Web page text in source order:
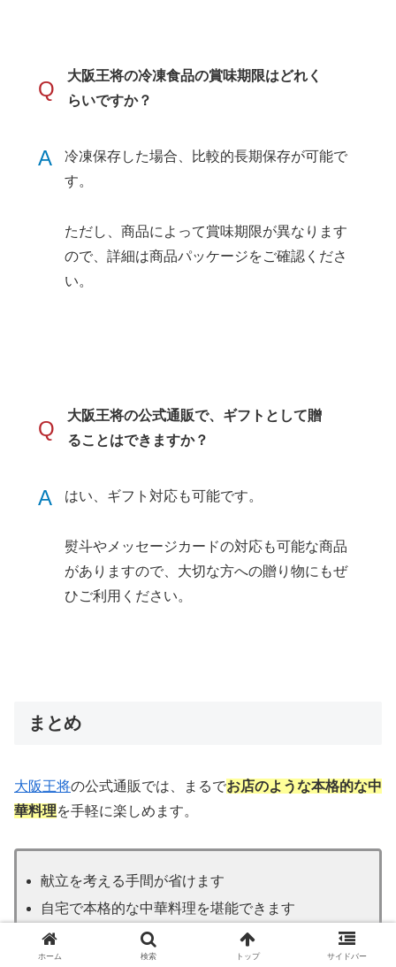
Q
大阪王将の冷凍食品の賞味期限はどれく
らいですか？
A
冷凍保存した場合、比較的長期保存が可能で
す。
ただし、商品によって賞味期限が異なります
ので、詳細は商品パッケージをご確認くださ
い。
Q
大阪王将の公式通販で、ギフトとして贈
ることはできますか？
A はい、ギフト対応も可能です。
熨斗やメッセージカードの対応も可能な商品
がありますので、大切な方への贈り物にもぜ
ひご利用ください。
まとめ
大阪王将の公式通販では、まるでお店のような本格的な中
華料理を手軽に楽しめます。
献立を考える手間が省けます
自宅で本格的な中華料理を堪能できます
栄養バランスの取れた食事が可能です
ホーム 検索 トップ サイドバー